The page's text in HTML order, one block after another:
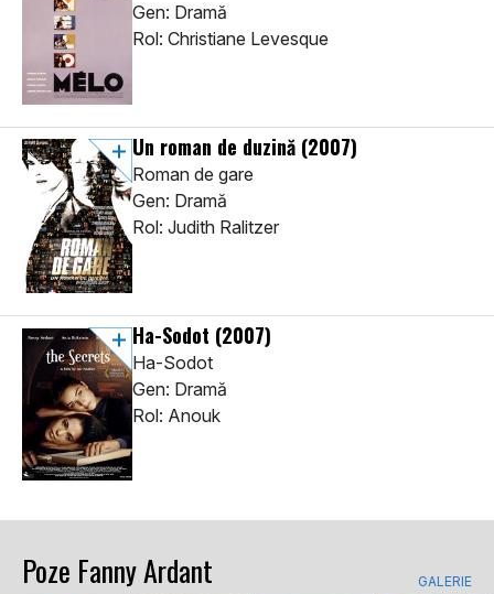
Gen: Dramă
Rol: Christiane Levesque
Un roman de duzină (2007)
Roman de gare
Gen: Dramă
Rol: Judith Ralitzer
Ha-Sodot (2007)
Ha-Sodot
Gen: Dramă
Rol: Anouk
Poze Fanny Ardant GALERIE